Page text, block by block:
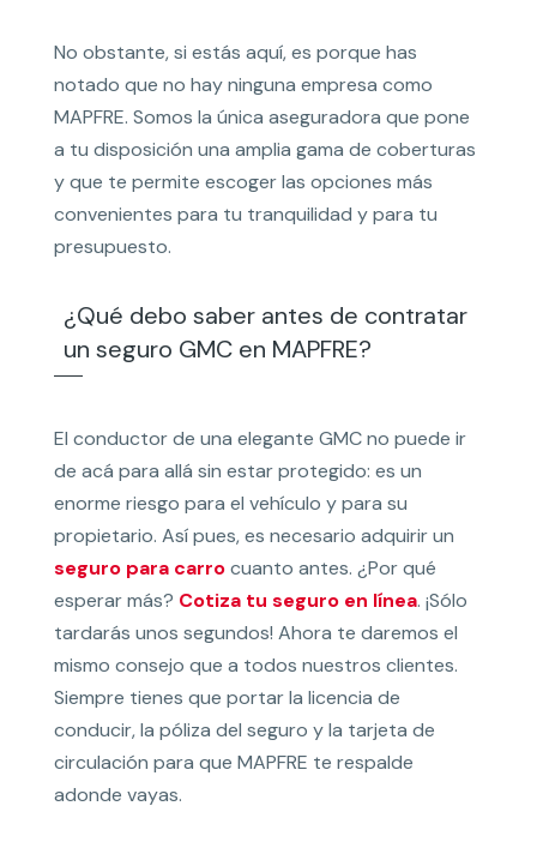
No obstante, si estás aquí, es porque has
notado que no hay ninguna empresa como
MAPFRE. Somos la única aseguradora que pone
a tu disposición una amplia gama de coberturas
y que te permite escoger las opciones más
convenientes para tu tranquilidad y para tu
presupuesto.
¿Qué debo saber antes de contratar
un seguro GMC en MAPFRE?
El conductor de una elegante GMC no puede ir
de acá para allá sin estar protegido: es un
enorme riesgo para el vehículo y para su
propietario. Así pues, es necesario adquirir un
seguro para carrocuanto antes. ¿Por qué
esperar más? Cotiza tu seguro en línea. ¡Sólo
tardarás unos segundos! Ahora te daremos el
mismo consejo que a todos nuestros clientes.
Siempre tienes que portar la licencia de
conducir, la póliza del seguro y la tarjeta de
circulación para que MAPFRE te respalde
adonde vayas.